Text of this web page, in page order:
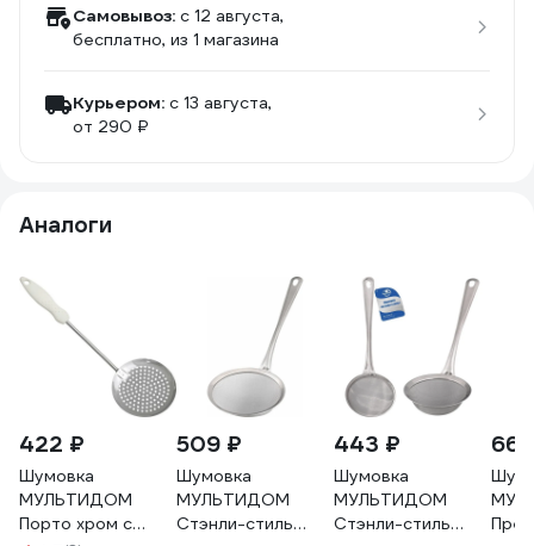
Самовывоз: c 12 августа,
бесплатно, из 1 магазина
Курьером: c 13 августа,
от 290 ₽
Аналоги
422 ₽
Шумовка
МУЛЬТИДОМ
Порто хром с
509 ₽
Шумовка
МУЛЬТИДОМ
Стэнли-стиль
443 ₽
Шумовка
МУЛЬТИДОМ
Стэнли-стиль